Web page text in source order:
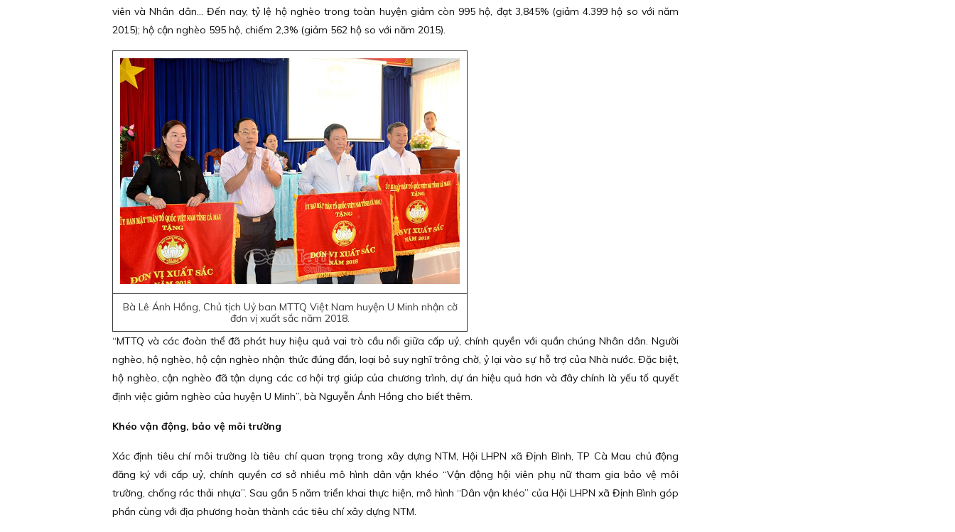
viên và Nhân dân… Đến nay, tỷ lệ hộ nghèo trong toàn huyện giảm còn 995 hộ, đạt 3,845% (giảm 4.399 hộ so với năm
2015); hộ cận nghèo 595 hộ, chiếm 2,3% (giảm 562 hộ so với năm 2015).
Bà Lê Ánh Hồng, Chủ tịch Uỷ ban MTTQ Việt Nam huyện U Minh nhận cờ
đơn vị xuất sắc năm 2018.
“MTTQ và các đoàn thể đã phát huy hiệu quả vai trò cầu nối giữa cấp uỷ, chính quyền với quần chúng Nhân dân. Người
nghèo, hộ nghèo, hộ cận nghèo nhận thức đúng đắn, loại bỏ suy nghĩ trông chờ, ỷ lại vào sự hỗ trợ của Nhà nước. Đặc biệt,
hộ nghèo, cận nghèo đã tận dụng các cơ hội trợ giúp của chương trình, dự án hiệu quả hơn và đây chính là yếu tố quyết
định việc giảm nghèo của huyện U Minh”, bà Nguyễn Ánh Hồng cho biết thêm.
Khéo vận động, bảo vệ môi trường
Xác định tiêu chí môi trường là tiêu chí quan trọng trong xây dựng NTM, Hội LHPN xã Định Bình, TP Cà Mau chủ động
đăng ký với cấp uỷ, chính quyền cơ sở nhiều mô hình dân vận khéo “Vận động hội viên phụ nữ tham gia bảo vệ môi
trường, chống rác thải nhựa”. Sau gần 5 năm triển khai thực hiện, mô hình “Dân vận khéo” của Hội LHPN xã Định Bình góp
phần cùng với địa phương hoàn thành các tiêu chí xây dựng NTM.